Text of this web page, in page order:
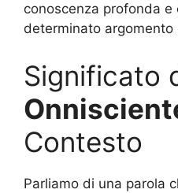
conoscenza profonda e
determinato
Significato
Contesto
Parliamo di una parola